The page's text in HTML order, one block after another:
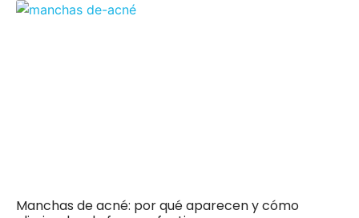
Manchas de acné: por qué aparecen y cómo